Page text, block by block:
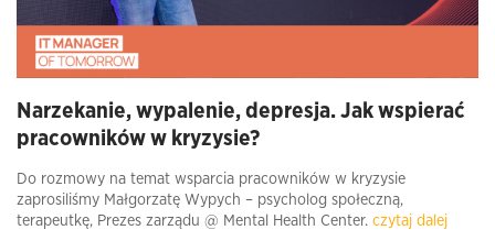
Narzekanie, wypalenie, depresja. Jak wspierać
pracowników w kryzysie?
Do rozmowy na temat wsparcia pracowników w kryzysie
zaprosiliśmy Małgorzatę Wypych – psycholog społeczną,
terapeutkę, Prezes zarządu @ Mental Health Center. czytaj dalej